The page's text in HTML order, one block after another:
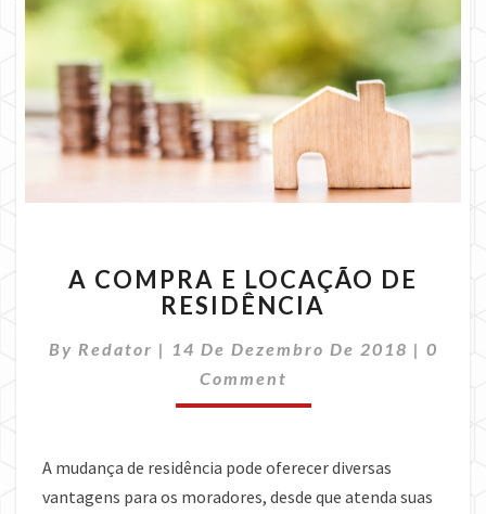
COMPRA
E
DE
RESIDÊNCIA
A COMPRA E LOCAÇÃO DE
RESIDÊNCIA
By Redator | 14 De Dezembro De 2018 | 0
Comment
A mudança de residência pode oferecer diversas
vantagens para os moradores, desde que atenda suas